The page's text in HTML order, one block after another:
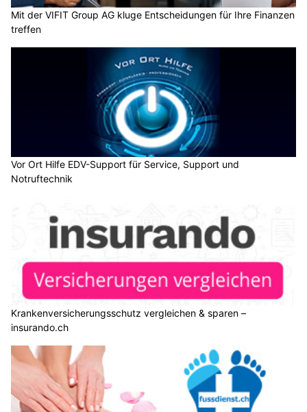
Mit der VIFIT Group AG kluge Entscheidungen für Ihre Finanzen
treffen
Vor Ort Hilfe EDV-Support für Service, Support und
Notruftechnik
Krankenversicherungsschutz vergleichen & sparen –
insurando.ch